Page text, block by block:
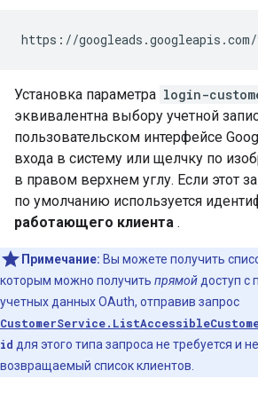
https://googleads.googleapis.com/
Установка параметра login-
эквивалентна выбору учетной
пользовательском интерфейсе
входа в систему или щелчку по
в правом верхнем углу. Если этот
по умолчанию используется
работающего клиента .
Примечание: Вы можете получить
которым можно получить прямой доступ
учетных данных OAuth, отправив запрос
id для этого типа запроса не требуется и
возвращаемый список клиентов.